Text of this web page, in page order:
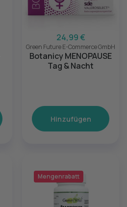
24,99 €
Green Future E-Commerce GmbH
Botanicy MENOPAUSE
Tag & Nacht
Hinzufügen
Mengenrabatt